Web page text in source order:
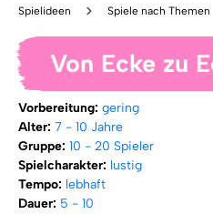
Spielideen Spiele nach Themen
Von Ecke zu
Vorbereitung: gering
Alter: 7 - 10 Jahre
Gruppe: 10 - 20 Spieler
Spielcharakter: lustig
Tempo: lebhaft
Dauer: 5 - 10